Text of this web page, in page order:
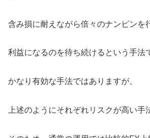
含み損に耐えながら倍々のナンピンを
利益になるのを待ち続けるという手法
かなり有効な手法ではありますが、
上述のようにそれぞれリスクが高い手